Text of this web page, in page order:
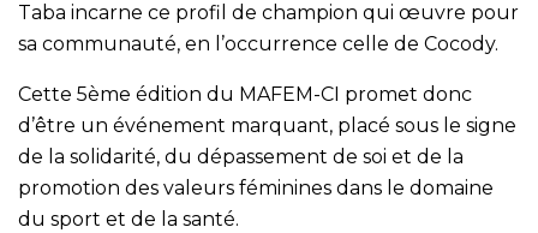
Taba incarne ce profil de champion qui œuvre pour
sa communauté, en l’occurrence celle de Cocody.
Cette 5ème édition du MAFEM-CI promet donc
d’être un événement marquant, placé sous le signe
de la solidarité, du dépassement de soi et de la
promotion des valeurs féminines dans le domaine
du sport et de la santé.